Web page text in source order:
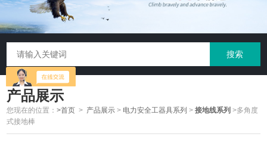
产品展示
您现在的位置：>首页 > 产品展示 > 电力安全工器具系列 >接地线系列 >多角度
式接地棒